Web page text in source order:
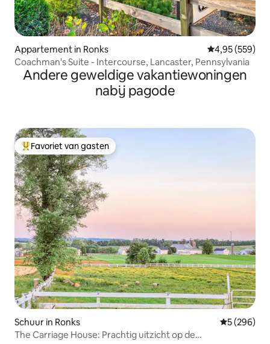
Appartement in Ronks Gemiddelde
4,95 (559)
Coachman's Suite - Intercourse, Lancaster, Pennsylvania
Andere geweldige vakantiewoningen
nabij pagode
Topfavoriet van gasten
Favoriet van gasten
Schuur in Ronks
5 (296)
The Carriage House: Prachtig uitzicht op de